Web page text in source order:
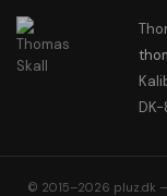
© 2015–2026 pluz.dk —